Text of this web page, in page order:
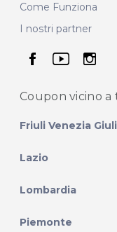
Come Funziona
I nostri partner
seguici
Coupon vicino a
Friuli Venezia
Lazio
Lombardia
Piemonte